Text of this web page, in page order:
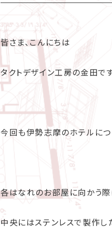
皆さま、こんにちは
タクトデザイン工房の金田です
今回も伊勢志摩のホテルにつ
各はなれのお部屋に向かう
中央にはステンレスで製作し